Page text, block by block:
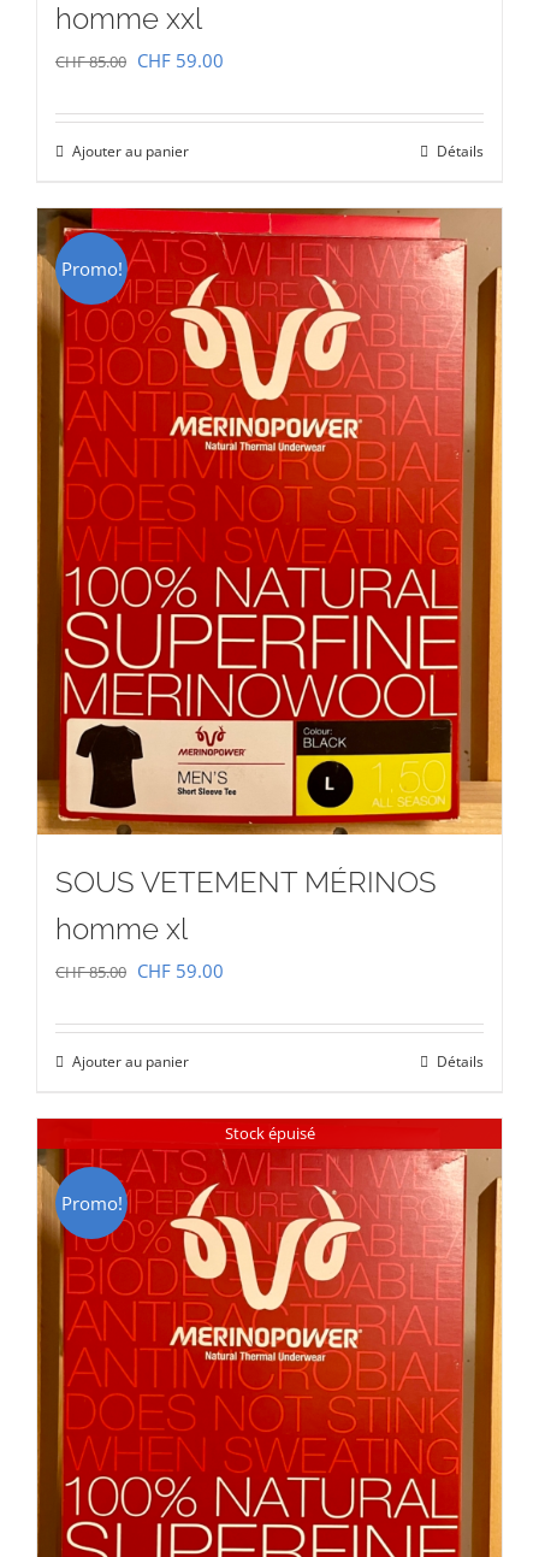
homme xxl
CHF85.00 Le
était :
CHF 85.00.
CHF 59.00
CHF 59.00.
Ajouter au panier Détails
Promo!
SOUS VETEMENT MÉRINOS
homme xl
CHF85.00 Le
initial
était :
CHF 85.00.
CHF 59.00
actuel
CHF 59.00.
Ajouter au panier Détails
Stock épuisé
Promo!